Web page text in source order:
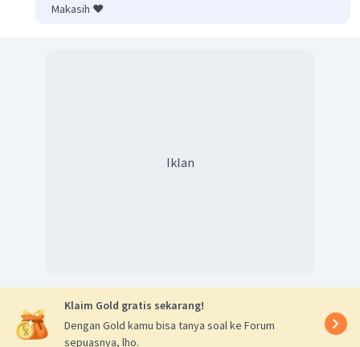
Makasih ❤️
Iklan
Klaim Gold gratis sekarang!
Dengan Gold kamu bisa tanya soal ke Forum
sepuasnya, lho.